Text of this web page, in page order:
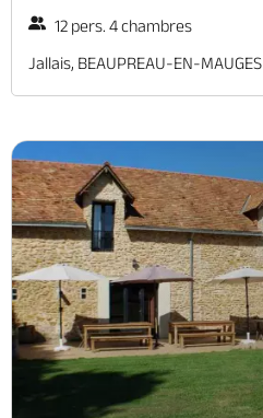
12 pers. 4 chambres
Jallais, BEAUPREAU-EN-MAUGES